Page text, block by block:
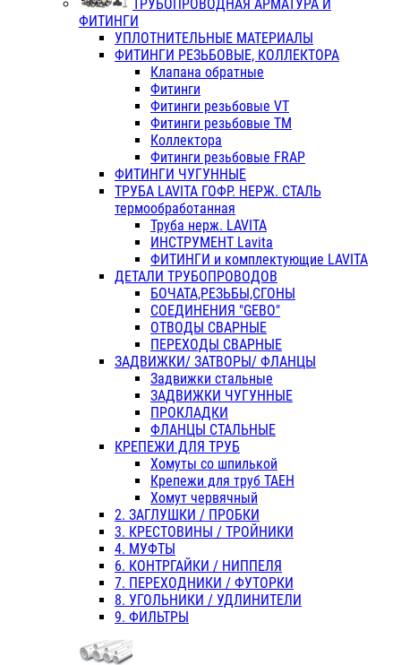
ТРУБОПРОВОДНАЯ АРМАТУРА И
ФИТИНГИ
УПЛОТНИТЕЛЬНЫЕ МАТЕРИАЛЫ
ФИТИНГИ РЕЗЬБОВЫЕ, КОЛЛЕКТОРА
Клапана обратные
Фитинги
Фитинги резьбовые VT
Фитинги резьбовые ТМ
Коллектора
Фитинги резьбовые FRAP
ФИТИНГИ ЧУГУННЫЕ
ТРУБА LAVITA ГОФР. НЕРЖ. СТАЛЬ
термообработанная
Труба нерж. LAVITA
ИНСТРУМЕНТ Lavita
ФИТИНГИ и комплектующие LAVITA
ДЕТАЛИ ТРУБОПРОВОДОВ
БОЧАТА,РЕЗЬБЫ,СГОНЫ
СОЕДИНЕНИЯ "GEBO"
ОТВОДЫ СВАРНЫЕ
ПЕРЕХОДЫ СВАРНЫЕ
ЗАДВИЖКИ/ ЗАТВОРЫ/ ФЛАНЦЫ
Задвижки стальные
ЗАДВИЖКИ ЧУГУННЫЕ
ПРОКЛАДКИ
ФЛАНЦЫ СТАЛЬНЫЕ
КРЕПЕЖИ ДЛЯ ТРУБ
Хомуты со шпилькой
Крепежи для труб ТАЕН
Хомут червячный
2. ЗАГЛУШКИ / ПРОБКИ
3. КРЕСТОВИНЫ / ТРОЙНИКИ
4. МУФТЫ
6. КОНТРГАЙКИ / НИППЕЛЯ
7. ПЕРЕХОДНИКИ / ФУТОРКИ
8. УГОЛЬНИКИ / УДЛИНИТЕЛИ
9. ФИЛЬТРЫ